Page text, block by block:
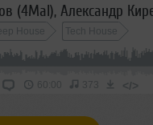
House Tech House
60:00 373 </>